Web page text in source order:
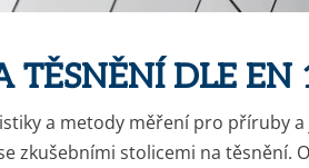
TĚSNĚNÍ DLE EN
a metody měření pro příruby
zkušebními stolicemi na těsnění.